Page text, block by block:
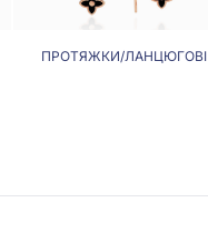
ПРОТЯЖКИ/ЛАНЦЮГОВІ